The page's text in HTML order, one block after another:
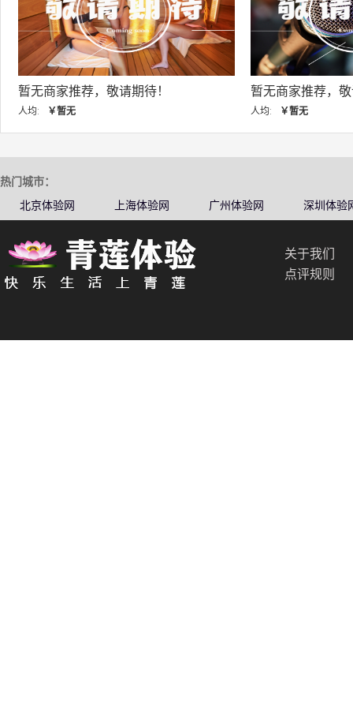
暂无商家推荐，敬请期待！
人均: ￥暂无
暂无商家推荐，
人均: ￥暂无
热门城市：
北京体验网
上海体验网 广州体验网 深圳体验
关于我们
点评规则